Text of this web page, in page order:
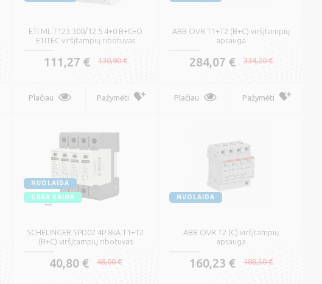
ETI ML T123 300/12.5 4+0 B+C+D
ETITEC viršįtampių ribotuvas
111,27 € 130,90 €
Plačiau Pažymėti
ABB OVR T1+T2 (B+C) viršįtampių
apsauga
284,07 € 334,20 €
Plačiau Pažymėti
NUOLAIDA
GERA KAINA
SCHELINGER SPD02 4P 8kA T1+T2
(B+C) viršįtampių ribotuvas
40,80 € 48,00 €
NUOLAIDA
ABB OVR T2 (C) viršįtampių
apsauga
160,23 € 188,50 €